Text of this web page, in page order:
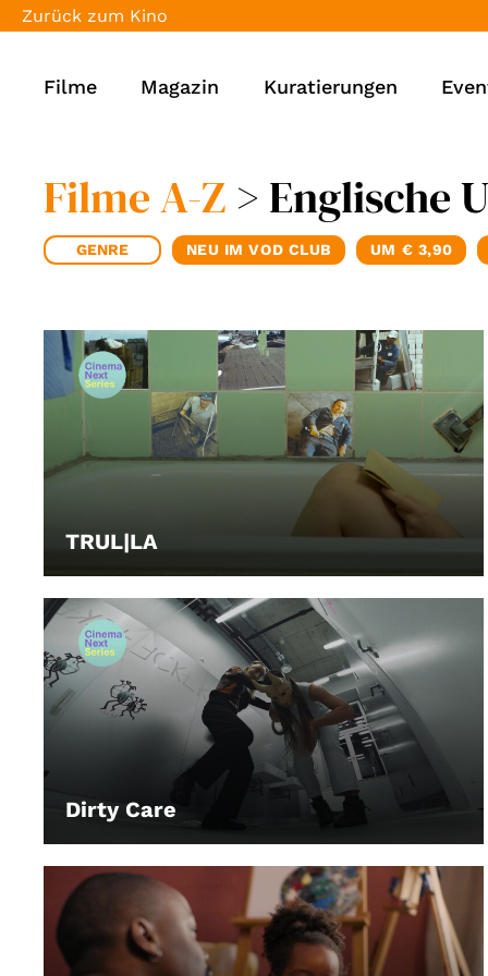
Zurück zum Kino
Filme Magazin Kuratierungen
Filme A-Z > Englische
GENRE NEU IM VOD CLUB UM € 3,90
TRUL|LA
LEIHEN
Dirty Care
LEIHEN